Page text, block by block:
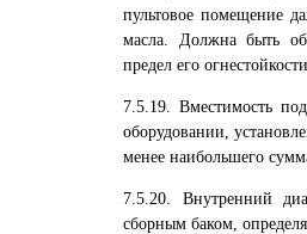
пультовое помещение
масла. Должна быть
предел его
7.5.19. Вместимость
оборудовании,
менее наибольшего
7.5.20. Внутренний
сборным баком,